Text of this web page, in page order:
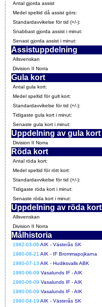
Antal gjorda assist
Medel speltid då assist görs:
Standardavvikelse för tid (+/-):
Snabbast gjorda assist i minut:
Senast gjorda assist i minut:
Assistuppdelning
Allsvenskan
Division II Norra
Gula kort
Antal gula kort:
Medel speltid för gult kort:
Standardavvikelse för tid (+/-):
Tidigaste gula kort i minut:
Senaste gula kort i minut:
Uppdelning av gula kort
Division II Norra
Röda kort
Antal röda kort:
Medel speltid för rött kort:
Standardavvikelse för tid (+/-):
Tidigaste röda kort i minut:
Senaste röda kort i minut:
Uppdelning av röda kort
Allsvenskan
Division II Norra
Målhistoria
1982-03-06 AIK - Västerås SK
1980-08-21 AIK - IF Brommapojkarna
1980-07-13 AIK - Hudiksvalls ABK
1980-06-09 Vasalunds IF - AIK
1980-06-09 Vasalunds IF - AIK
1980-06-09 Vasalunds IF - AIK
1980-04-19 AIK - Västerås SK